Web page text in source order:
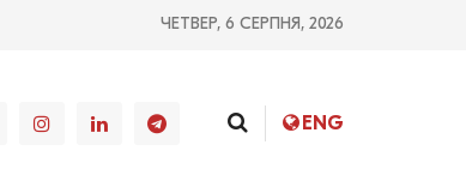
ЧЕТВЕР, 6 СЕРПНЯ, 2026
ENG